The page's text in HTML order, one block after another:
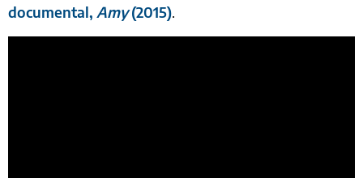
documental, Amy(2015).